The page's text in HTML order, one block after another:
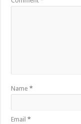
Name*
Email*